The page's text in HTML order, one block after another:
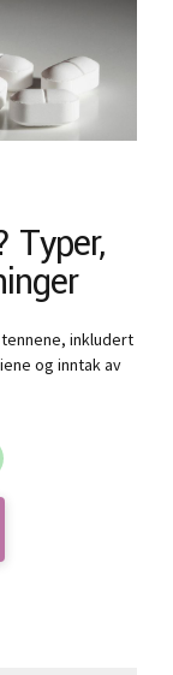
Typer,
inkludert
og inntak av